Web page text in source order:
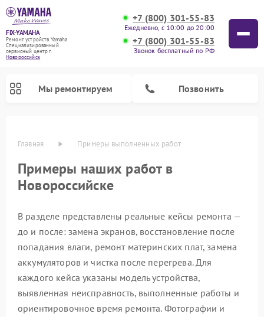
FIX-YAMAHA
Ремонт устройств Yamaha
Специализированный
cервисный центр г.
Новороссийск
+7 (800) 301-55-83
Ежедневно, с 10:00 до 20:00
+7 (800) 301-55-83
Звонок бесплатный по РФ
Мы ремонтируем Позвонить
Главная Примеры выполненных работ
Примеры наших работ в
Новороссийске
В разделе представлены реальные кейсы ремонта —
до и после: замена экранов, восстановление после
попадания влаги, ремонт материнских плат, замена
аккумуляторов и чистка после перегрева. Для
каждого кейса указаны модель устройства,
выявленная неисправность, выполненные работы и
ориентировочное время ремонта. Фотографии и